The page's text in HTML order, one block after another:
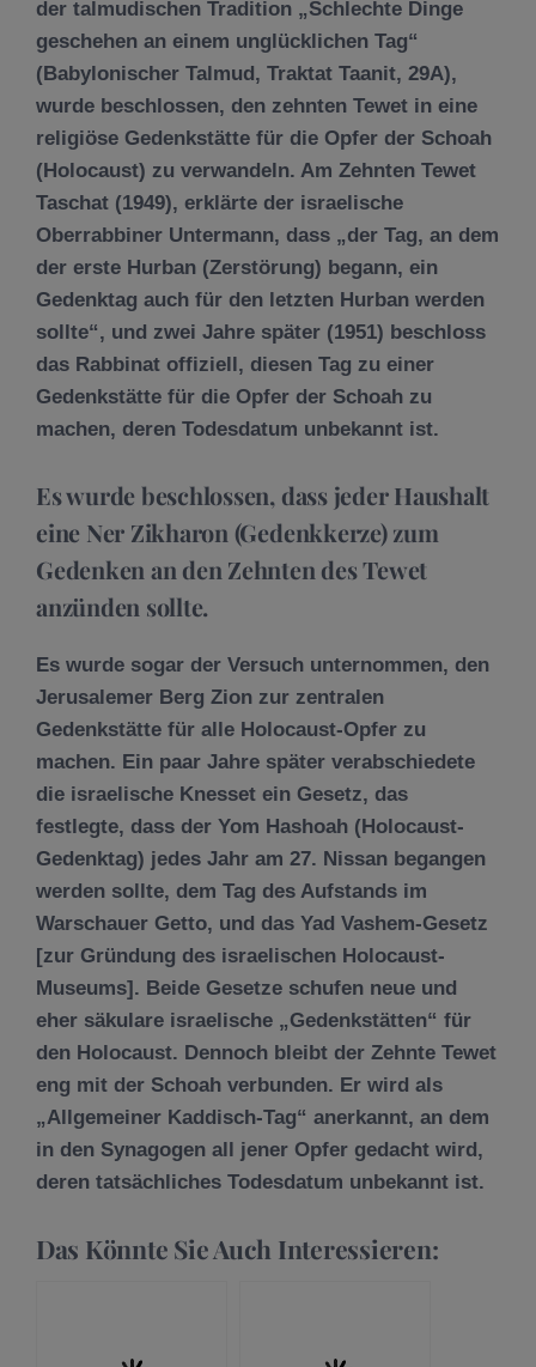
der talmudischen Tradition „Schlechte Dinge
geschehen an einem unglücklichen Tag“
(Babylonischer Talmud, Traktat Taanit, 29A),
wurde beschlossen, den zehnten Tewet in eine
religiöse Gedenkstätte für die Opfer der Schoah
(Holocaust) zu verwandeln. Am Zehnten Tewet
Taschat (1949), erklärte der israelische
Oberrabbiner Untermann, dass „der Tag, an dem
der erste Hurban (Zerstörung) begann, ein
Gedenktag auch für den letzten Hurban werden
sollte“, und zwei Jahre später (1951) beschloss
das Rabbinat offiziell, diesen Tag zu einer
Gedenkstätte für die Opfer der Schoah zu
machen, deren Todesdatum unbekannt ist.
Es wurde beschlossen, dass jeder Haushalt
eine Ner Zikharon (Gedenkkerze) zum
Gedenken an den Zehnten des Tewet
anzünden sollte.
Es wurde sogar der Versuch unternommen, den
Jerusalemer Berg Zion zur zentralen
Gedenkstätte für alle Holocaust-Opfer zu
machen. Ein paar Jahre später verabschiedete
die israelische Knesset ein Gesetz, das
festlegte, dass der Yom Hashoah (Holocaust-
Gedenktag) jedes Jahr am 27. Nissan begangen
werden sollte, dem Tag des Aufstands im
Warschauer Getto, und das Yad Vashem-Gesetz
[zur Gründung des israelischen Holocaust-
Museums]. Beide Gesetze schufen neue und
eher säkulare israelische „Gedenkstätten“ für
den Holocaust. Dennoch bleibt der Zehnte Tewet
eng mit der Schoah verbunden. Er wird als
„Allgemeiner Kaddisch-Tag“ anerkannt, an dem
in den Synagogen all jener Opfer gedacht wird,
deren tatsächliches Todesdatum unbekannt ist.
Das Könnte Sie Auch Interessieren: